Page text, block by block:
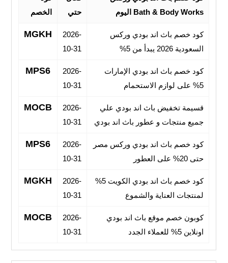
Bath & Body Works اليوم
حتي
الخصم
كود خصم باث اند بودي وركس
السعودية 2026 يبدأ من 5%
2026-
10-31
MGKH
كود خصم باث اند بودي الإمارات
5% على لوازم الاستحمام
2026-
10-31
MPS6
قسيمة تخفيض باث اند بودي علي
جميع منتجات و عطور باث اند بودي
2026-
10-31
MOCB
كود خصم باث اند بودي وركس مصر
حتى 20% على العطور
2026-
10-31
MPS6
كود خصم باث اند بودي الكويت 5%
لمنتجات العناية والشموع
2026-
10-31
MGKH
كوبون خصم موقع باث اند بودي
اونلاين 5% للعملاء الجدد
2026-
10-31
MOCB